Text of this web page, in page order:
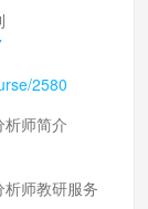
2580
师简介
师教研服务